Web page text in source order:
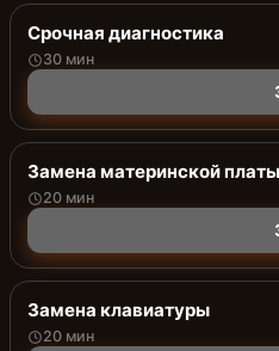
Срочная диагностика
30 мин
Замена материнской платы
20 мин
Замена клавиатуры
20 мин